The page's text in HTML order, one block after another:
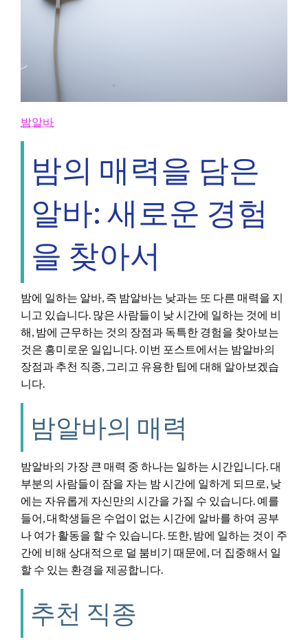
밤알바
밤의 매력을 담은
알바: 새로운 경험
을 찾아서
밤에 일하는 알바, 즉 밤알바는 낮과는 또 다른 매력을 지
니고 있습니다. 많은 사람들이 낮 시간에 일하는 것에 비
해, 밤에 근무하는 것의 장점과 독특한 경험을 찾아보는
것은 흥미로운 일입니다. 이번 포스트에서는 밤알바의
장점과 추천 직종, 그리고 유용한 팁에 대해 알아보겠습
니다.
밤알바의 매력
밤알바의 가장 큰 매력 중 하나는 일하는 시간입니다. 대
부분의 사람들이 잠을 자는 밤 시간에 일하게 되므로, 낮
에는 자유롭게 자신만의 시간을 가질 수 있습니다. 예를
들어, 대학생들은 수업이 없는 시간에 알바를 하여 공부
나 여가 활동을 할 수 있습니다. 또한, 밤에 일하는 것이 주
간에 비해 상대적으로 덜 붐비기 때문에, 더 집중해서 일
할 수 있는 환경을 제공합니다.
추천 직종